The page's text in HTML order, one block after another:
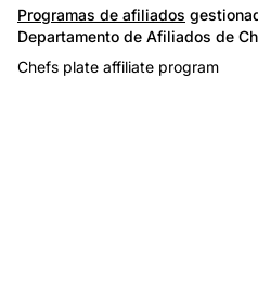
Programas de afiliados
Departamento de Afiliados de
Chefs plate affiliate program